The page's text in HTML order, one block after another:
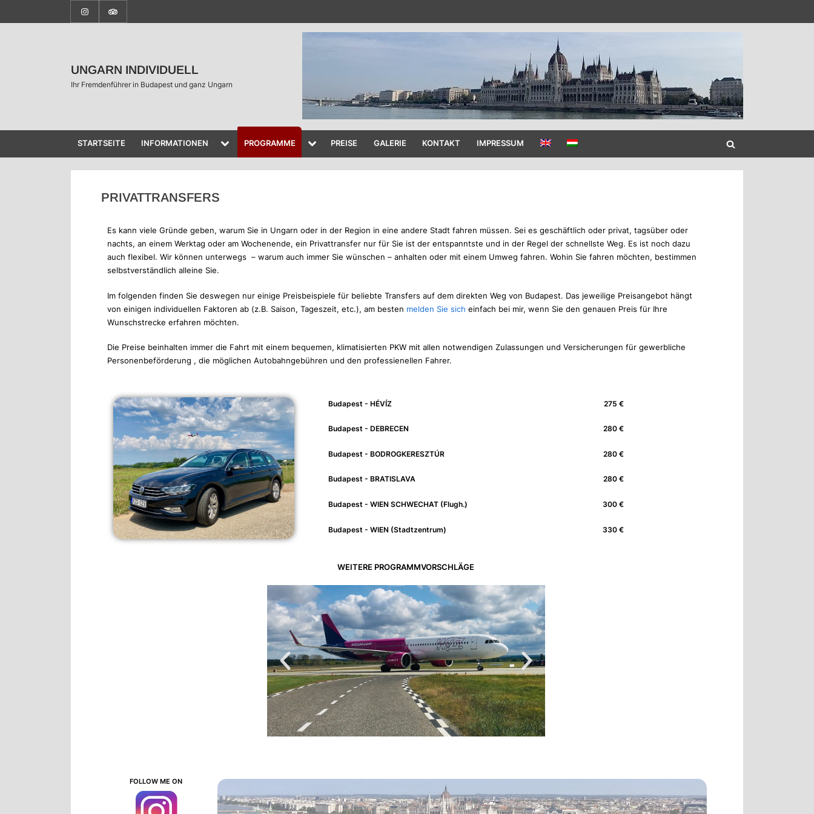
UNGARN INDIVIDUELL
Ihr Fremdenführer in Budapest und ganz Ungarn
STARTSEITE INFORMATIONEN PROGRAMME PREISE GALERIE KONTAKT IMPRESSUM
PRIVATTRANSFERS
Es kann viele Gründe geben, warum Sie in Ungarn oder in der Region in eine andere Stadt fahren müssen. Sei es geschäftlich oder privat, tagsüber oder
nachts, an einem Werktag oder am Wochenende, ein Privattransfer nur für Sie ist der entspanntste und in der Regel der schnellste Weg. Es ist noch dazu
auch flexibel. Wir können unterwegs – warum auch immer Sie wünschen – anhalten oder mit einem Umweg fahren. Wohin Sie fahren möchten, bestimmen
selbstverständlich alleine Sie.
Im folgenden finden Sie deswegen nur einige Preisbeispiele für beliebte Transfers auf dem direkten Weg von Budapest. Das jeweilige Preisangebot hängt
von einigen individuellen Faktoren ab (z.B. Saison, Tageszeit, etc.), am besten melden Sie sich einfach bei mir, wenn Sie den genauen Preis für Ihre
Wunschstrecke erfahren möchten.
Die Preise beinhalten immer die Fahrt mit einem bequemen, klimatisierten PKW mit allen notwendigen Zulassungen und Versicherungen für gewerbliche
Personenbeförderung , die möglichen Autobahngebühren und den professienellen Fahrer.
Budapest - HÉVÍZ 275 €
Budapest - DEBRECEN 280 €
Budapest - BODROGKERESZTÚR 280 €
Budapest - BRATISLAVA 280 €
Budapest - WIEN SCHWECHAT (Flugh.) 300 €
Budapest - WIEN (Stadtzentrum) 330 €
WEITERE PROGRAMMVORSCHLÄGE
FLUGHAFENTRANSFERS STADTRUNDFAHRTEN
FOLLOW ME ON